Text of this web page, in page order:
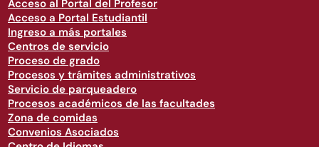
Acceso al Portal del Profesor
Acceso a Portal Estudiantil
Ingreso a más portales
Centros de servicio
Proceso de grado
Procesos y trámites administrativos
Servicio de parqueadero
Procesos académicos de las facultades
Zona de comidas
Convenios Asociados